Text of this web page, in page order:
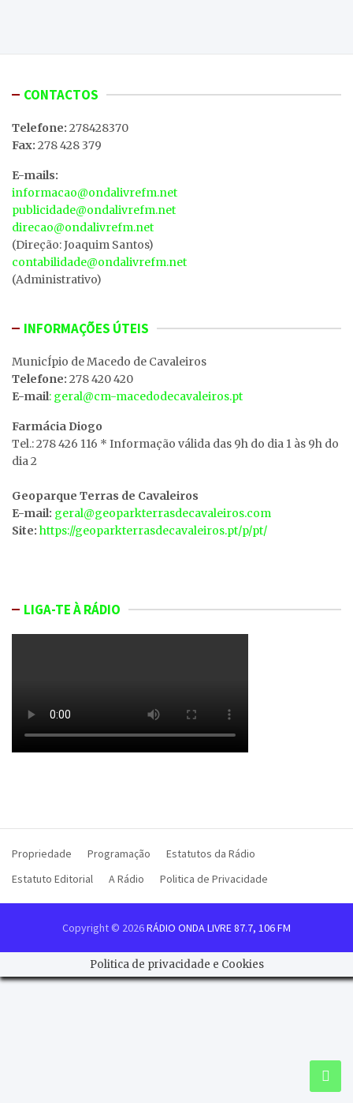
CONTACTOS
Telefone: 278428370
Fax: 278 428 379
E-mails:
informacao@ondalivrefm.net
publicidade@ondalivrefm.net
direcao@ondalivrefm.net
(Direção: Joaquim Santos)
contabilidade@ondalivrefm.net
(Administrativo)
INFORMAÇÕES ÚTEIS
MunicÍpio de Macedo de Cavaleiros
Telefone: 278 420 420
E-mail: geral@cm-macedodecavaleiros.pt
Farmácia Diogo
Tel.: 278 426 116 * Informação válida das 9h do dia 1 às 9h do
dia 2
Geoparque Terras de Cavaleiros
E-mail: geral@geoparkterrasdecavaleiros.com
Site: https://geoparkterrasdecavaleiros.pt/p/pt/
LIGA-TE À RÁDIO
Propriedade Programação
Estatutos da Rádio
Estatuto Editorial
A Rádio Politica de Privacidade
Copyright © 2026RÁDIO ONDA LIVRE 87.7, 106 FM
Politica de privacidade e Cookies